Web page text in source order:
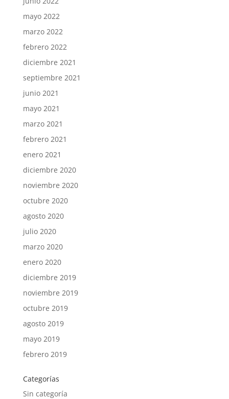
mayo 2022
marzo 2022
febrero 2022
diciembre 2021
septiembre 2021
junio 2021
mayo 2021
marzo 2021
febrero 2021
enero 2021
diciembre 2020
noviembre 2020
octubre 2020
agosto 2020
julio 2020
marzo 2020
enero 2020
diciembre 2019
noviembre 2019
octubre 2019
agosto 2019
mayo 2019
febrero 2019
Categorías
Sin categoría